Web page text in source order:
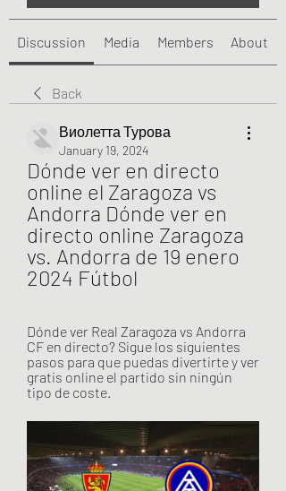
Discussion Media Members About
Back
Виолетта Турова
January 19, 2024
Dónde ver en directo
online el Zaragoza vs
Andorra Dónde ver en
directo online Zaragoza
vs. Andorra de 19 enero
2024 Fútbol
Dónde ver Real Zaragoza vs Andorra
CF en directo? Sigue los siguientes
pasos para que puedas divertirte y ver
gratis online el partido sin ningún
tipo de coste.